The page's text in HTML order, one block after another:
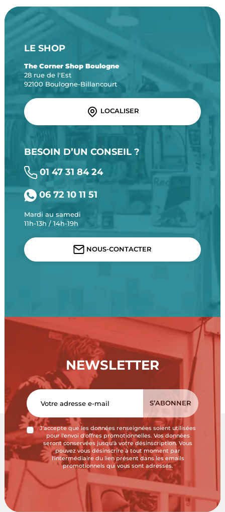
LE SHOP
The Corner Shop Boulogne
28 rue de l'Est
92100 Boulogne-Billancourt
LOCALISER
BESOIN D’UN CONSEIL ?
01 47 31 84 24
06 72 10 11 51
Mardi au samedi
11h-13h / 14h-19h
NOUS-CONTACTER
NEWSLETTER
J'accepte que les données renseignées soient utilisées
pour l'envoi d'offres promotionnelles. Vos données
seront conservées jusqu'à votre désinscription. Vous
pouvez vous désinscrire à tout moment par
l'intermédiaire du lien présent dans les emails
promotionnels qui vous sont adressés.